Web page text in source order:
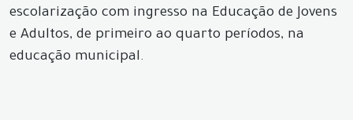
escolarização com ingresso na Educação de Jovens
e Adultos, de primeiro ao quarto períodos, na
educação municipal.